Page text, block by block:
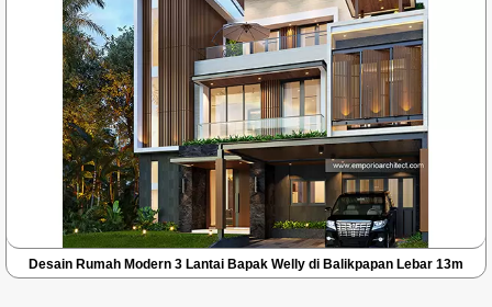
Desain Rumah Modern 3 Lantai Bapak Welly di Balikpapan Lebar 13m